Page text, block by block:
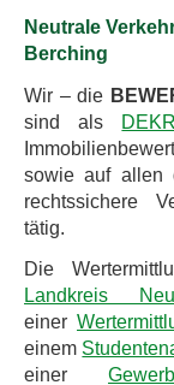
Neutrale
Berching
Wir – die
sind als
sowie auf allen
rechtssichere
tätig.
Die
Landkreis
einer
einem
einer